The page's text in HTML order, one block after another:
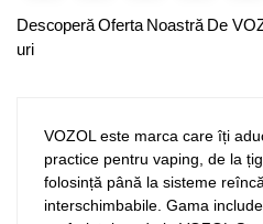
Descoperă Oferta Noastră De
uri
VOZOL este marca care îți
practice pentru vaping, de la
folosință până la sisteme
interschimbabile. Gama